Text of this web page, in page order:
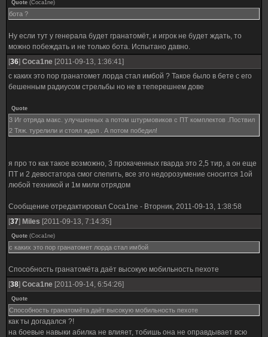
Quote (Coca1ne)
бота ?
Ну если тут у генерала будет гранатомёт, и игрок не будет ждать, то
можно побеждать и не только бота. Испытано давно.
[36] Coca1ne [2011-09-13, 1:36:41]
с каких это пор гранатомет лорда стал имбой ? Такое было в бете с его
бешенным радиусом стрельбы но не в теперешнем дове
Quote
3 Иг отряда макс. улучшенных а потом штурмовиков с ПТ комплектов .Поствил
2 Тяж. турелили и стоял ждал . А потом победил!
я про то как такое возможно, 3 прокаченных гварда это 2,5 тир, а он еще
ПТ и 2 девостатора смог слепить, все это недорозумение сносится 1ой
любой техникой и 1м мили отрядом
Сообщение отредактировал Coca1ne - Вторник, 2011-09-13, 1:38:58
[37] Miles [2011-09-13, 7:14:35]
Quote (Coca1ne)
с каких это пор гранатомет лорда стал имбой
Способность гранатомёта даёт высокую мобильность пехоте
[38] Coca1ne [2011-09-14, 6:54:26]
Quote
Способность гранатомёта даёт высокую мобильность пехоте
как ты догадался ?!
на боевые навыки абилка не влияет, тобишь она не оправдывает всю